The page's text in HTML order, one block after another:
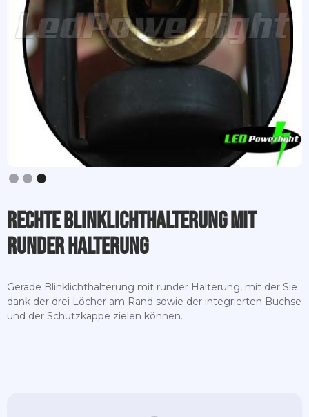
Slide 3 of 3.
Rechte Blinklichthalterung mit
runder Halterung
Gerade Blinklichthalterung mit runder Halterung, mit der Sie
dank der drei Löcher am Rand sowie der integrierten Buchse
und der Schutzkappe zielen können.